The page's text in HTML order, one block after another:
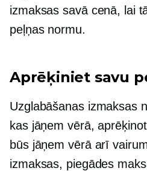
izmaksas savā cenā, lai
peļņas normu.
Aprēķiniet savu
Uzglabāšanas izmaksas
kas jāņem vērā,
būs jāņem vērā arī
izmaksas, piegādes